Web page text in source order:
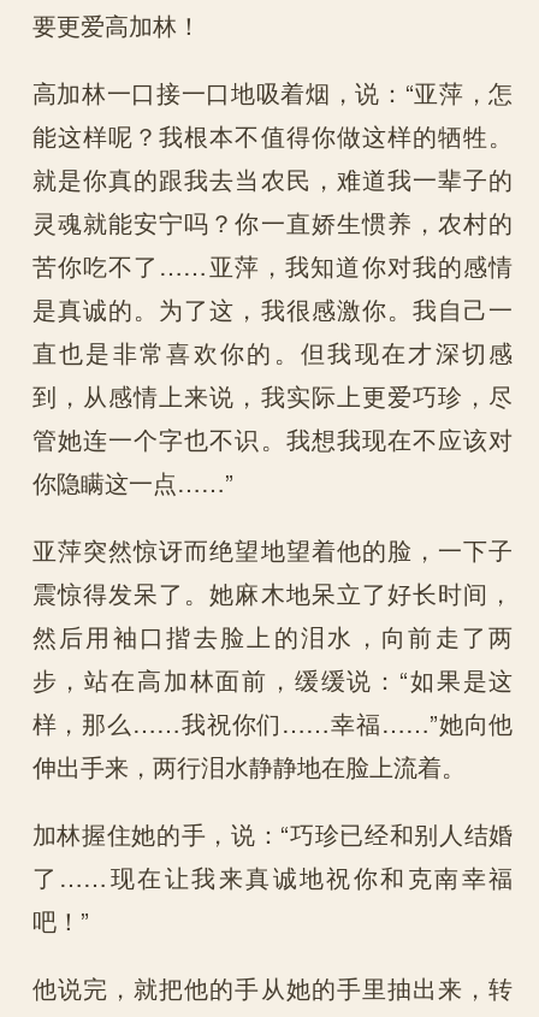
要更爱高加林！
高加林一口接一口地吸着烟，说：“亚萍，怎
能这样呢？我根本不值得你做这样的牺牲。
就是你真的跟我去当农民，难道我一辈子的
灵魂就能安宁吗？你一直娇生惯养，农村的
苦你吃不了……亚萍，我知道你对我的感情
是真诚的。为了这，我很感激你。我自己一
直也是非常喜欢你的。但我现在才深切感
到，从感情上来说，我实际上更爱巧珍，尽
管她连一个字也不识。我想我现在不应该对
你隐瞒这一点……”
亚萍突然惊讶而绝望地望着他的脸，一下子
震惊得发呆了。她麻木地呆立了好长时间，
然后用袖口揩去脸上的泪水，向前走了两
步，站在高加林面前，缓缓说：“如果是这
样，那么……我祝你们……幸福……”她向他
伸出手来，两行泪水静静地在脸上流着。
加林握住她的手，说：“巧珍已经和别人结婚
了……现在让我来真诚地祝你和克南幸福
吧！”
他说完，就把他的手从她的手里抽出来，转